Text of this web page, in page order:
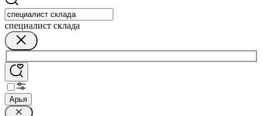
специалист склада
Арья